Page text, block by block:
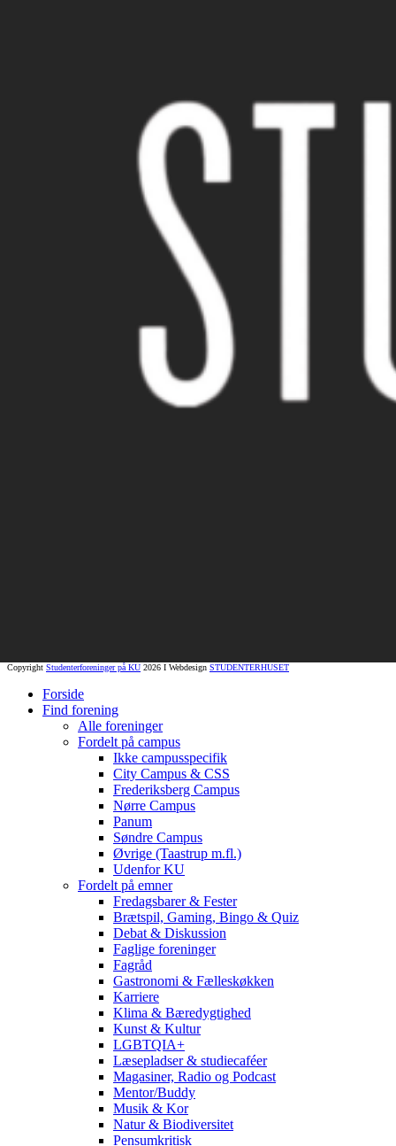
Copyright Studenterforeninger på KU 2026 I Webdesign STUDENTERHUSET
Forside
Find forening
Alle foreninger
Fordelt på campus
Ikke campusspecifik
City Campus & CSS
Frederiksberg Campus
Nørre Campus
Panum
Søndre Campus
Øvrige (Taastrup m.fl.)
Udenfor KU
Fordelt på emner
Fredagsbarer & Fester
Brætspil, Gaming, Bingo & Quiz
Debat & Diskussion
Faglige foreninger
Fagråd
Gastronomi & Fælleskøkken
Karriere
Klima & Bæredygtighed
Kunst & Kultur
LGBTQIA+
Læsepladser & studiecaféer
Magasiner, Radio og Podcast
Mentor/Buddy
Musik & Kor
Natur & Biodiversitet
Pensumkritisk